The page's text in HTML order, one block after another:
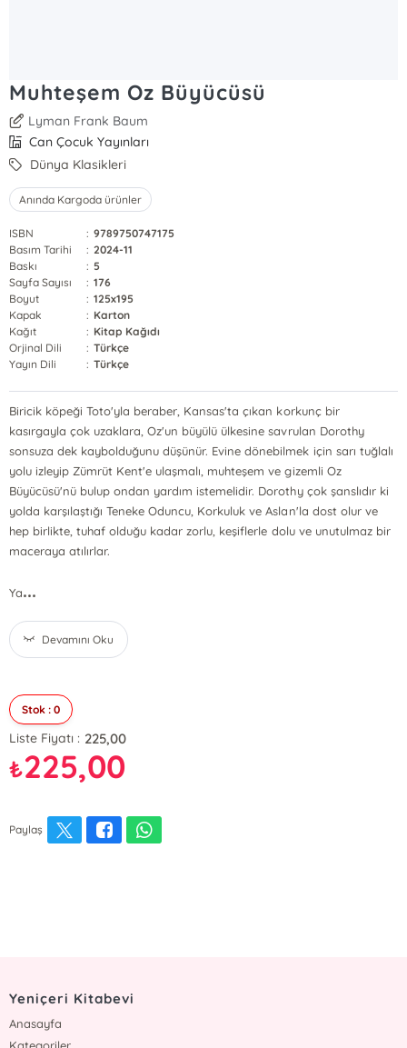
Muhteşem Oz Büyücüsü
Lyman Frank Baum
Can Çocuk Yayınları
Dünya Klasikleri
Anında Kargoda ürünler
ISBN : 9789750747175
Basım Tarihi
: 2024-11
Baskı
: 5
Sayfa Sayısı
: 176
Boyut
: 125x195
Kapak
: Karton
Kağıt
: Kitap Kağıdı
Orjinal Dili
: Türkçe
Yayın Dili
: Türkçe
Biricik köpeği Toto'yla beraber, Kansas'ta çıkan korkunç bir
kasırgayla çok uzaklara, Oz'un büyülü ülkesine savrulan Dorothy
sonsuza dek kaybolduğunu düşünür. Evine dönebilmek için sarı tuğlalı
yolu izleyip Zümrüt Kent'e ulaşmalı, muhteşem ve gizemli Oz
Büyücüsü'nü bulup ondan yardım istemelidir. Dorothy çok şanslıdır ki
yolda karşılaştığı Teneke Oduncu, Korkuluk ve Aslan'la dost olur ve
hep birlikte, tuhaf olduğu kadar zorlu, keşiflerle dolu ve unutulmaz bir
maceraya atılırlar.
Ya...
Devamını Oku
Stok : 0
Liste Fiyatı : 225,00
₺225,00
Paylaş
Yeniçeri Kitabevi
Anasayfa